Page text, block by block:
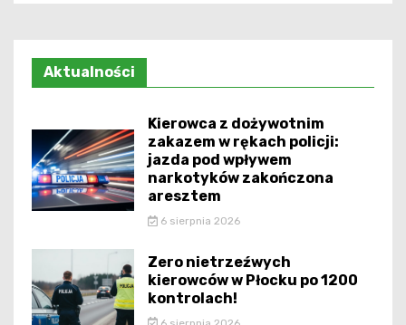
Aktualności
Kierowca z dożywotnim
zakazem w rękach policji:
jazda pod wpływem
narkotyków zakończona
aresztem
6 sierpnia 2026
Zero nietrzeźwych
kierowców w Płocku po 1200
kontrolach!